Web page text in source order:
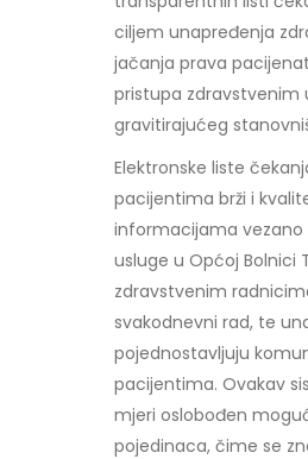
ciljem unapređenja
jačanja prava
pristupa zdravstvenim
gravitirajućeg
Elektronske liste
pacijentima brži i
informacijama vezano
usluge u Općoj Bolnici
zdravstvenim
svakodnevni rad, te
pojednostavljuju
pacijentima. Ovakav
mjeri oslobođen
pojedinaca, čime se